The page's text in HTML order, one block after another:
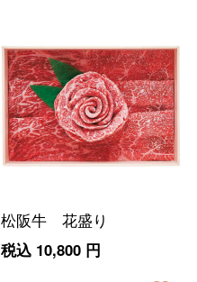
松阪牛 花盛り
税込 10,800円